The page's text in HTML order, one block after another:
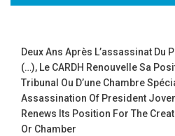
Deux Ans Après L’assassinat
(…), Le CARDH Renouvelle Sa
Tribunal Ou D’une Chambre
Assassination Of President
Renews Its Position For The
Or Chamber